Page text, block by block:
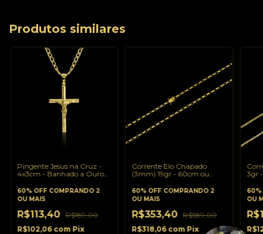
Produtos similares
Pingente Jesus na Cruz -
4x3cm - Banhado a Ouro
60% OFF COMPRANDO 2
OU MAIS
R$113,40 R$189,00
R$102,06 com Pix
Corrente Elo Chapado
(3mm) 19gr - 60cm ou
18K
60% OFF COMPRANDO 2
OU MAIS
R$353,40 R$589,00
R$318,06 com Pix
3gr
60%
OU